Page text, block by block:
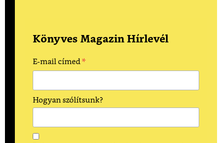
Könyves Magazin Hírlevél
E-mail címed *
Hogyan szólítsunk?